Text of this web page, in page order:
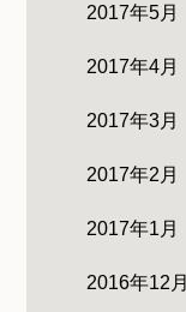
2017年5月
2017年4月
2017年3月
2017年2月
2017年1月
2016年12月